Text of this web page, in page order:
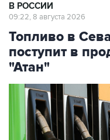
В РОССИИ
09:22, 8 августа 2026
Топливо в
поступит в
"Атан"